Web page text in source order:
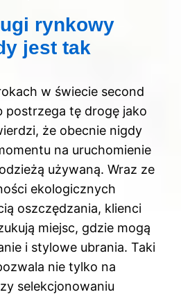
rynkowy
jest tak
w świecie second
postrzega tę drogę jako
że obecnie nigdy
na uruchomienie
używaną. Wraz ze
ekologicznych
oszczędzania, klienci
miejsc, gdzie mogą
i stylowe ubrania. Taki
nie tylko na
selekcjonowaniu